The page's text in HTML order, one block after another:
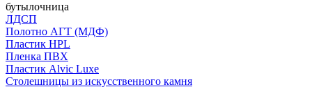
бутылочница
ЛДСП
Полотно АГТ (МДФ)
Пластик HPL
Пленка ПВХ
Пластик Alvic Luxe
Столешницы из искусственного камня